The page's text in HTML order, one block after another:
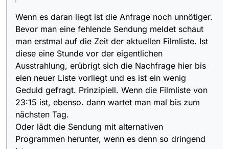
dann wartet man mal bis zum nächsten Tag.
Oder lädt die Sendung mit alternativen Programmen
herunter, wenn es denn so dringend ist.
Wenn es daran liegt ist die Anfrage noch unnötiger.
Bevor man eine fehlende Sendung meldet schaut
man erstmal auf die Zeit der aktuellen Filmliste. Ist
diese eine Stunde vor der eigentlichen
Ausstrahlung, erübrigt sich die Nachfrage hier bis
eien neuer Liste vorliegt und es ist ein wenig
Geduld gefragt. Prinzipiell. Wenn die Filmliste von
23:15 ist, ebenso. dann wartet man mal bis zum
nächsten Tag.
Oder lädt die Sendung mit alternativen
Programmen herunter, wenn es denn so dringend